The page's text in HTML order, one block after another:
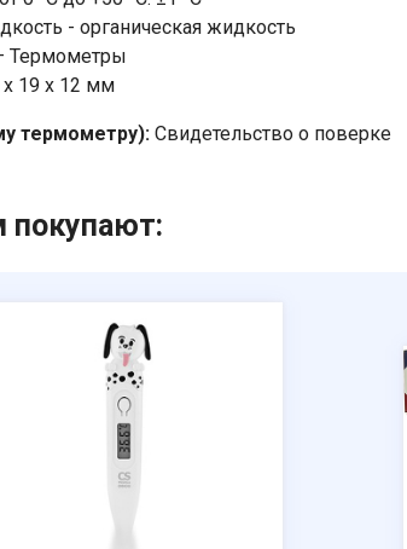
- органическая жидкость
Термометры
19 х 12 мм
термометру): Свидетельство о поверке
покупают: